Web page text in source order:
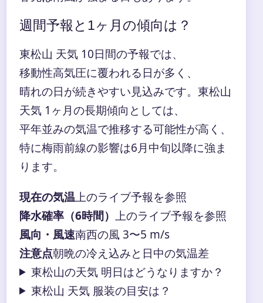
週間予報と1ヶ月の傾向は？
東松山 天気 10日間の予報では、
移動性高気圧に覆われる日が多く、
晴れの日が続きやすい見込みです。東松山
天気 1ヶ月の長期傾向としては、
平年並みの気温で推移する可能性が高く、
特に梅雨前線の影響は6月中旬以降に強ま
ります。
現在の気温上のライブ予報を参照
降水確率（6時間） 上のライブ予報を参照
風向・風速南西の風 3〜5 m/s
注意点朝晩の冷え込みと日中の気温差
東松山の天気 明日はどうなりますか？
東松山 天気 服装の目安は？